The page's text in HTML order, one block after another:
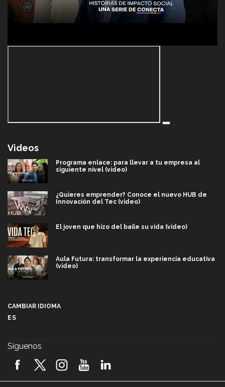
Videos
Programa enlace: para llevar a tu empresa al
siguiente nivel (video)
¿Quieres emprender? Conoce el nuevo HUB de
Innovación del Tec (video)
El joven que hizo del baile su vida (video)
Aula Futura: transformar la experiencia educativa
(video)
2026! (video)
CAMBIAR IDIOMA
ES
Síguenos